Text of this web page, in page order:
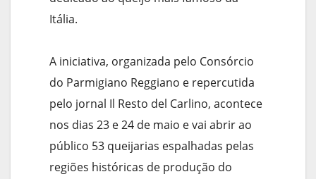
Itália.
A iniciativa, organizada pelo Consórcio
do Parmigiano Reggiano e repercutida
pelo jornal Il Resto del Carlino, acontece
nos dias 23 e 24 de maio e vai abrir ao
público 53 queijarias espalhadas pelas
regiões históricas de produção do